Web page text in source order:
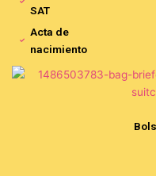
SAT
Acta de
nacimiento